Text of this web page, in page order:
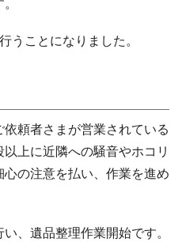
うことになりました。
頼者さまが営業されている
上に近隣への騒音やホコリ
の注意を払い、作業を進め
、遺品整理作業開始です。